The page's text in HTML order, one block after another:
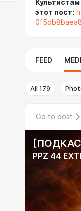
этот пост:
FEED
All179
Go to post
PPZ 44